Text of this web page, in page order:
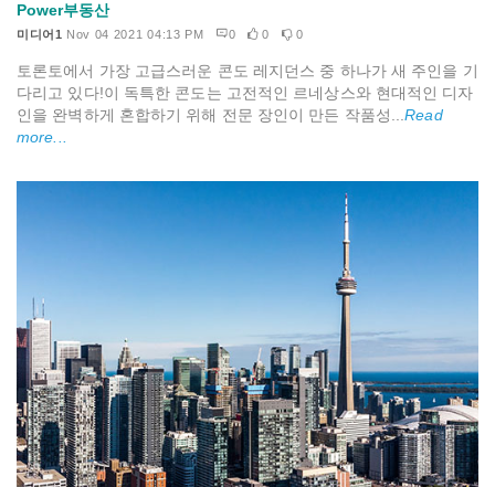
Power부동산
미디어1 Nov 04 2021 04:13 PM 0 0 0
토론토에서 가장 고급스러운 콘도 레지던스 중 하나가 새 주인을 기
다리고 있다!이 독특한 콘도는 고전적인 르네상스와 현대적인 디자
인을 완벽하게 혼합하기 위해 전문 장인이 만든 작품성...Read
more...